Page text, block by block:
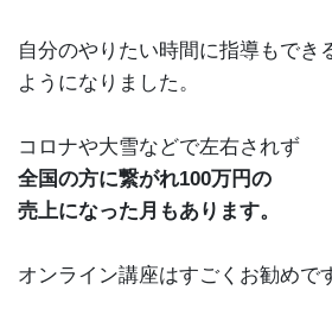
自分のやりたい時間に指導もでき
ようになりました。
コロナや大雪などで左右されず
全国の方に繋がれ100万円の
売上になった月もあります。
オンライン講座はすごくお勧めで